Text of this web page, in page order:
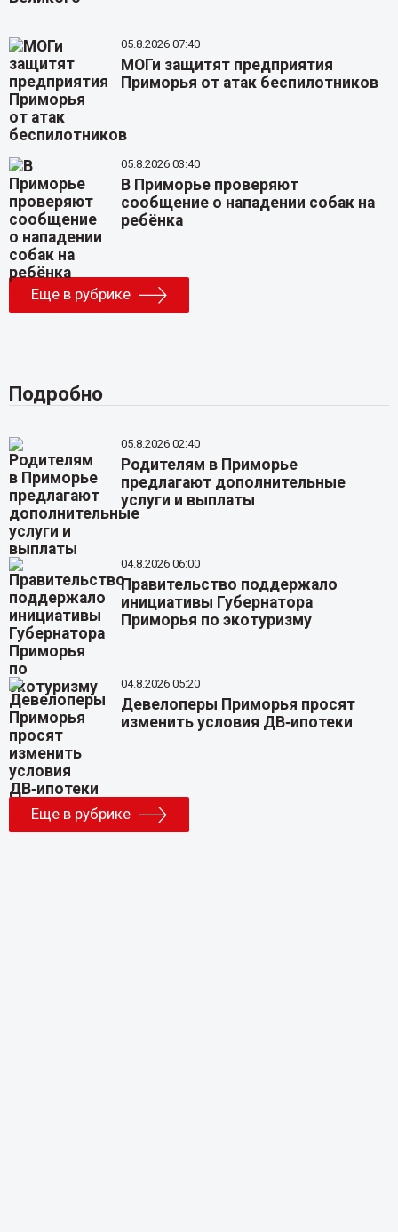
05.8.2026 07:40
МОГи защитят предприятия
Приморья от атак беспилотников
05.8.2026 03:40
В Приморье проверяют
сообщение о нападении собак на
ребёнка
Еще в рубрике
Подробно
05.8.2026 02:40
Родителям в Приморье
предлагают дополнительные
услуги и выплаты
04.8.2026 06:00
Правительство поддержало
инициативы Губернатора
Приморья по экотуризму
04.8.2026 05:20
Девелоперы Приморья просят
изменить условия ДВ‑ипотеки
Еще в рубрике